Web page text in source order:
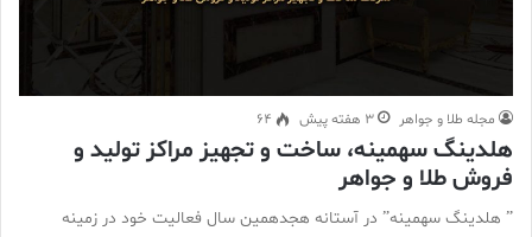
مجله طلا و جواهر 3 هفته پیش 64
هلدینگ سهمینه، ساخت و تجهیز مراکز تولید و
فروش طلا و جواهر
” هلدینگ سهمینه” در آستانه هجدهمین سال فعالیت خود در زمینه